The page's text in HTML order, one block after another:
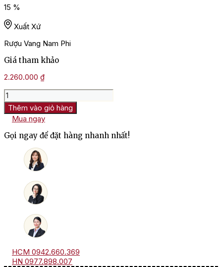
15 %
Xuất Xứ
Rượu Vang Nam Phi
Giá tham khảo
2.260.000 ₫
Rượu
Vang
Nam
Phi
Post
House
Thêm vào giỏ hàng
Mua ngay
Gọi ngay để đặt hàng nhanh nhất!
HCM 0942.660.369
HN 0977.898.007